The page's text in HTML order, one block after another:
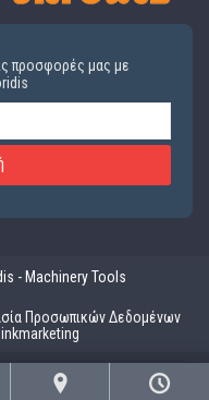
προσφορές μας με
- Machinery Tools
Προσωπικών Δεδομένων